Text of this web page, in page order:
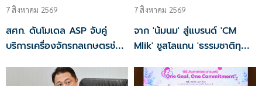
7 สิงหาคม 2569
สศก. ดันโมเดล ASP จับคู่
บริการเครื่องจักรกลเกษตรช่วย
7 สิงหาคม 2569
จาก 'น้มนม' สู่แบรนด์ 'CM
Mlik' ชูสโลแกน 'ธรรมชาติทุก